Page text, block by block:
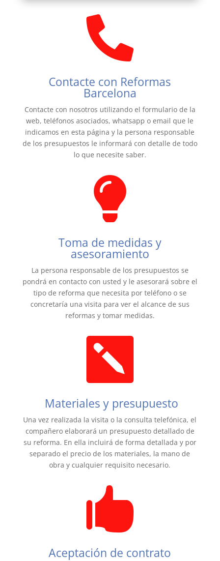

Contacte con Reformas
Barcelona
Contacte con nosotros utilizando el formulario de la
web, teléfonos asociados, whatsapp o email que le
indicamos en esta página y la persona responsable
de los presupuestos le informará con detalle de todo
lo que necesite saber.

Toma de medidas y
asesoramiento
La persona responsable de los presupuestos se
pondrá en contacto con usted y le asesorará sobre el
tipo de reforma que necesita por teléfono o se
concretaría una visita para ver el alcance de sus
reformas y tomar medidas.

Materiales y presupuesto
Una vez realizada la visita o la consulta telefónica, el
compañero elaborará un presupuesto detallado de
su reforma. En ella incluirá de forma detallada y por
separado el precio de los materiales, la mano de
obra y cualquier requisito necesario.

Aceptación de contrato